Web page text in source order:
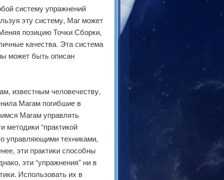
систему упражнений
эту систему, Маг может
позицию Точки Сборки,
качества. Эта система
может быть описан
известным человечеству,
Магам погибшие в
Магам управлять
методики “практикой
управляющими техниками,
эти практики способны
эти “упражнения” ни в
Использовать их в